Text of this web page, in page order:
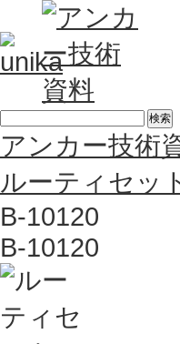
アンカー技術
ルーティセッ
B-10120
B-10120